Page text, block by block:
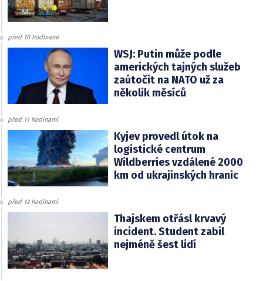
před 10 hodinami
WSJ: Putin může podle
amerických tajných služeb
zaútočit na NATO už za
několik měsíců
před 11 hodinami
Kyjev provedl útok na
logistické centrum
Wildberries vzdálené 2000
km od ukrajinských hranic
před 12 hodinami
Thajskem otřásl krvavý
incident. Student zabil
nejméně šest lidí